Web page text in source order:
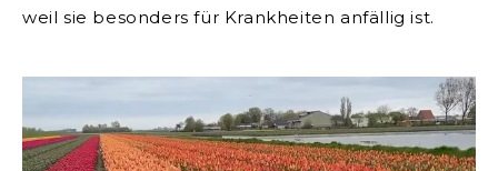
weil sie besonders für Krankheiten anfällig ist.